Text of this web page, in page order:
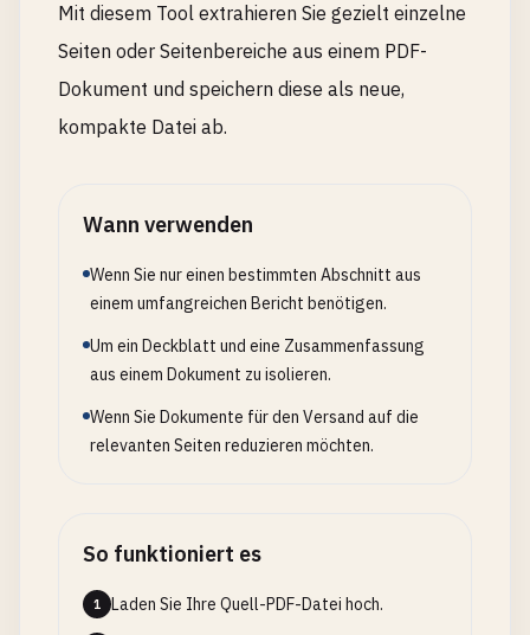
Mit diesem Tool extrahieren Sie gezielt einzelne
Seiten oder Seitenbereiche aus einem PDF-
Dokument und speichern diese als neue,
kompakte Datei ab.
Wann verwenden
Wenn Sie nur einen bestimmten Abschnitt aus
einem umfangreichen Bericht benötigen.
Um ein Deckblatt und eine Zusammenfassung
aus einem Dokument zu isolieren.
Wenn Sie Dokumente für den Versand auf die
relevanten Seiten reduzieren möchten.
So funktioniert es
1 Laden Sie Ihre Quell-PDF-Datei hoch.